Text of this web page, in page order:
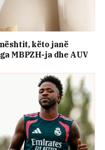
këto janë
MBPZH-ja dhe AUV